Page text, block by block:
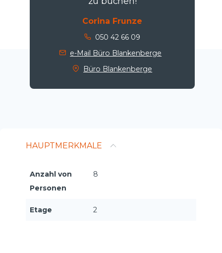
Corina Frunze
050 42 66 09
e-Mail Büro Blankenberge
Büro Blankenberge
HAUPTMERKMALE
Anzahl von
Personen
8
Etage 2